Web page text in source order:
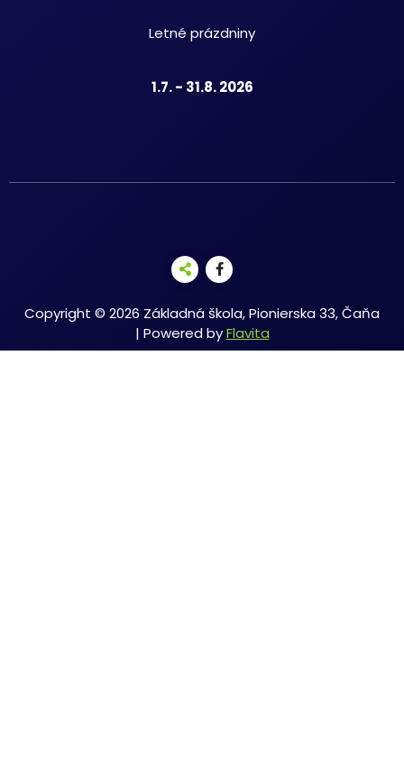
Letné prázdniny
1.7. - 31.8. 2026
Copyright © 2026 Základná škola, Pionierska 33, Čaňa
| Powered byFlavita